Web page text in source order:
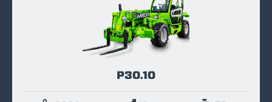
P30.10